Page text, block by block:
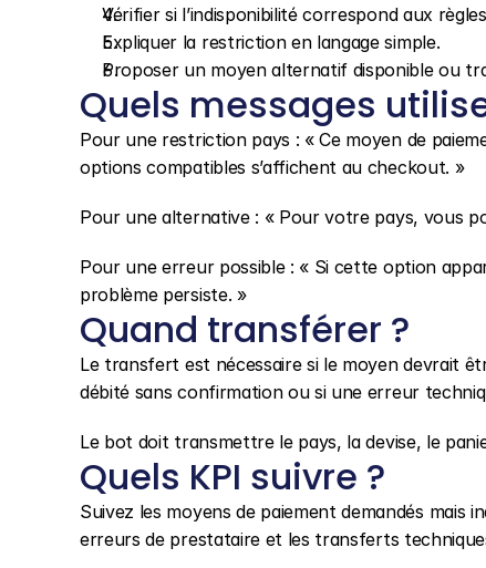
Vérifier si l’indisponibilité correspond aux
Expliquer la restriction en langage simple.
Proposer un moyen alternatif disponible ou
Quels messages
Pour une restriction pays : « Ce moyen de
options compatibles s’affichent au checkout. »
Pour une alternative : « Pour votre pays, vous
Pour une erreur possible : « Si cette option
problème persiste. »
Quand transférer ?
Le transfert est nécessaire si le moyen devrait
débité sans confirmation ou si une erreur
Le bot doit transmettre le pays, la devise, le
Quels KPI suivre ?
Suivez les moyens de paiement demandés mais
erreurs de prestataire et les transferts